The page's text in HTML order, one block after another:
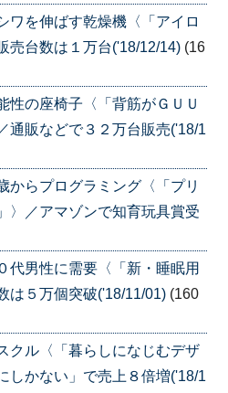
ワを伸ばす乾燥機〈「アイロ
売台数は１万台('18/12/14) (16
性の座椅子〈「背筋がＧＵＵ
通販などで３２万台販売('18/1
からプログラミング〈「プリ
／アマゾンで知育玩具賞受
代男性に需要〈「新・睡眠用
は５万個突破('18/11/01) (160
クル〈「暮らしになじむデザ
しかない」で売上８倍増('18/1